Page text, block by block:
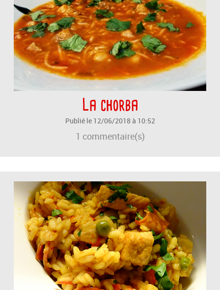
La chorba
Publié le 12/06/2018 à 10:52
1 commentaire(s)